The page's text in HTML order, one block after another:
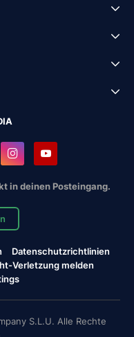
in deinen Posteingang.
Datenschutzrichtlinien
Verletzung melden
S.L.U. Alle Rechte